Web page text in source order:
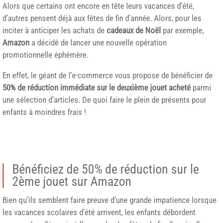
Alors que certains ont encore en tête leurs vacances d’été,
d’autres pensent déjà aux fêtes de fin d’année. Alors, pour les
inciter à anticiper les achats de cadeaux de Noël par exemple,
Amazon a décidé de lancer une nouvelle opération
promotionnelle éphémère.
En effet, le géant de l’e-commerce vous propose de bénéficier de
50% de réduction immédiate sur le deuxième jouet acheté parmi
une sélection d’articles. De quoi faire le plein de présents pour
enfants à moindres frais !
Bénéficiez de 50% de réduction sur le
2ème jouet sur Amazon
Bien qu’ils semblent faire preuve d’une grande impatience lorsque
les vacances scolaires d’été arrivent, les enfants débordent